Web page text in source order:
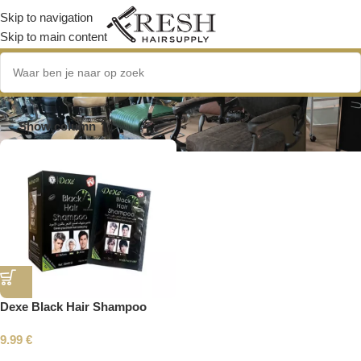
Skip to navigation
Skip to main content
shampoo voor mannen
Show column
Dexe Black Hair Shampoo
9.99 €